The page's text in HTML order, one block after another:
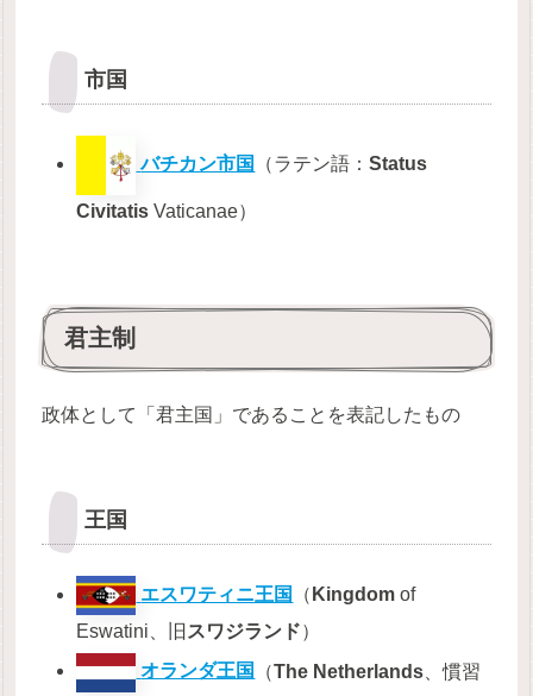
市国
バチカン市国 （ラテン語：Status
Civitatis Vaticanae）
君主制
政体として「君主国」であることを表記したもの
王国
エスワティニ王国 （ Kingdom of
Eswatini、旧 スワジランド）
オランダ王国
（The Netherlands 、慣習